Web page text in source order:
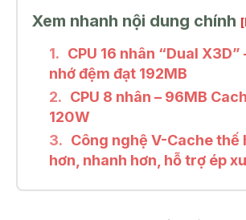
Xem nhanh nội dung chính
CPU 16 nhân “Dual
nhớ đệm đạt 192MB
CPU 8 nhân – 96MB
120W
Công nghệ V-Cache thế
hơn, nhanh hơn, hỗ trợ ép